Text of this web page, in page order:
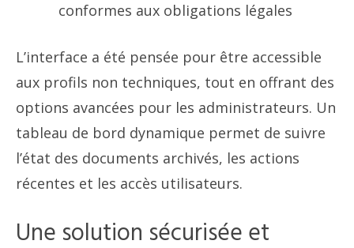
conformes aux obligations légales
L’interface a été pensée pour être accessible
aux profils non techniques, tout en offrant des
options avancées pour les administrateurs. Un
tableau de bord dynamique permet de suivre
l’état des documents archivés, les actions
récentes et les accès utilisateurs.
Une solution sécurisée et